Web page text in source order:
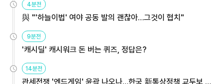
4분전
與 "'하늘이법' 여야 공동 발의 괜찮아…그것이 협치"
9분전
'캐시딜' 캐시워크 돈 버는 퀴즈, 정답은?
14분전
관세전쟁 '엔드게임' 윤곽 나오나…한국 新통상정책 교두보 활